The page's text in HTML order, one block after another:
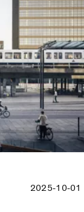
2025-10-01